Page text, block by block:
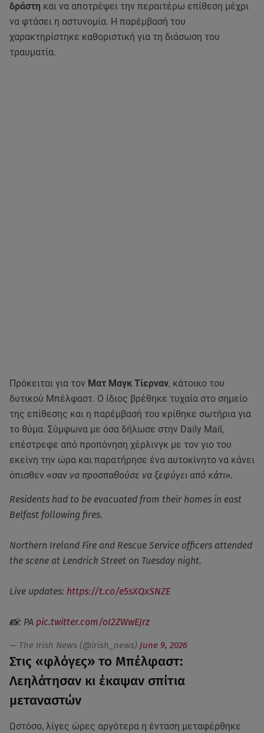
δράστη και να αποτρέψει την περαιτέρω επίθεση μέχρι
να φτάσει η αστυνομία. Η παρέμβασή του
χαρακτηρίστηκε καθοριστική για τη διάσωση του
τραυματία.
Πρόκειται για τον Ματ Μαγκ Τίερναν, κάτοικο του
δυτικού Μπέλφαστ. Ο ίδιος βρέθηκε τυχαία στο σημείο
της επίθεσης και η παρέμβασή του κρίθηκε σωτήρια για
το θύμα. Σύμφωνα με όσα δήλωσε στην Daily Mail,
επέστρεφε από προπόνηση χέρλινγκ με τον γιο του
εκείνη την ώρα και παρατήρησε ένα αυτοκίνητο να κάνει
όπισθεν «σαν να προσπαθούσε να ξεφύγει από κάτι».
Residents had to be evacuated from their homes in east
Belfast following fires.
Northern Ireland Fire and Rescue Service officers attended
the scene at Lendrick Street on Tuesday night.
Live updates: https://t.co/e5sXQxSNZE
📸: PA pic.twitter.com/oI2ZWwEJrz
— The Irish News (@irish_news) June 9, 2026
Στις «φλόγες» το Μπέλφαστ:
Λεηλάτησαν κι έκαψαν σπίτια
μεταναστών
Ωστόσο, λίγες ώρες αργότερα η ένταση μεταφέρθηκε